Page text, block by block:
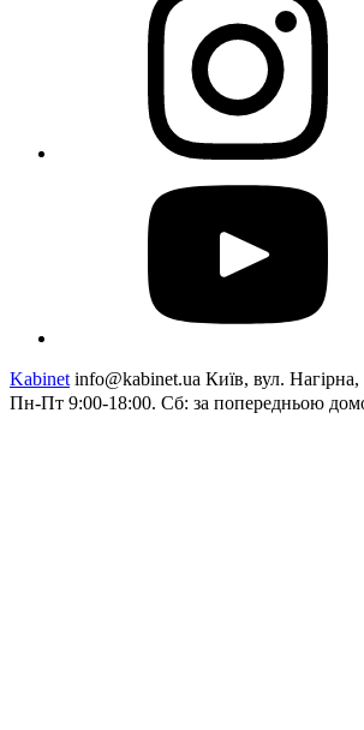
Kabinet info@kabinet.ua Київ, вул.
Пн-Пт 9:00-18:00. Сб: за попередньою